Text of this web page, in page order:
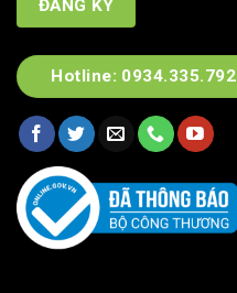
Hotline: 0934.335.792